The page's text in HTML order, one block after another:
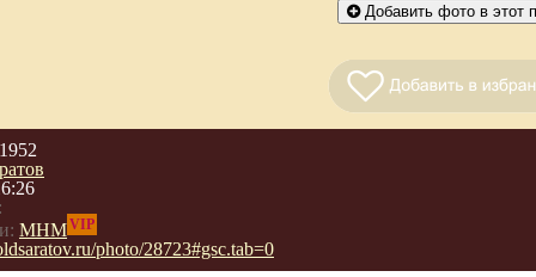
Добавить фото в этот
МНМVIP
photo/28723#gsc.tab=0